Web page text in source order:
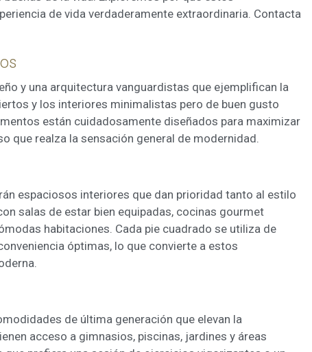
de vida verdaderamente extraordinaria. Contacta
y una arquitectura vanguardistas que ejemplifican la
y los interiores minimalistas pero de buen gusto
están cuidadosamente diseñados para maximizar
que realza la sensación general de modernidad.
espaciosos interiores que dan prioridad tanto al estilo
salas de estar bien equipadas, cocinas gourmet
habitaciones. Cada pie cuadrado se utiliza de
óptimas, lo que convierte a estos
de última generación que elevan la
acceso a gimnasios, piscinas, jardines y áreas
y publicidad
son utilizadas para almacenar información sobre las preferencias y
Gracias a ellas, podemos conocer los hábitos de navegación
y mostrar publicidad relacionada con el perfil de navegación del
Guardar configuración Aceptar todas